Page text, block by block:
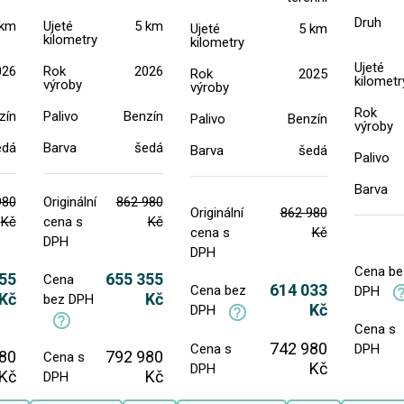
Kč
Ujeté
kilometry
5 km
Rok
výroby
2026
Palivo
Benzín
Barva
šedá
Originální
cena s
DPH
862 980
Kč
Cena
bez DPH
655 355
Kč
Cena s
DPH
792 980
Kč
Ujeté
kilometry
5 km
Rok
výroby
2025
Palivo
Benzín
Barva
šedá
Originální
cena s
DPH
862 980
Kč
Cena bez
DPH
614 033
Kč
Cena s
DPH
742 980
Kč
Druh
Ujeté
Rok
výroby
Palivo
Barva
Cena
DPH
Cena s
DPH